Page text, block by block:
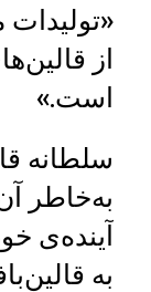
از
است.»
سلطانه
به‌خاطر
آینده‌ی
به